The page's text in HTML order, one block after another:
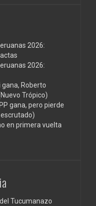
2026:
2026:
gana, Roberto
Trópico)
gana, pero pierde
en primera vuelta
Tucumanazo